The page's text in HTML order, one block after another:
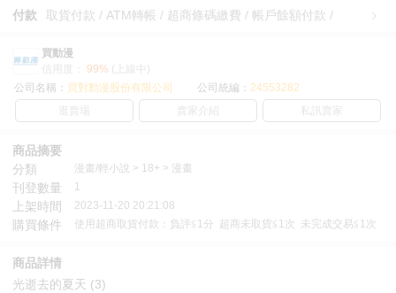
付款 取貨付款 / ATM轉帳 / 超商條碼繳費 / 帳戶餘額付款 /
買動漫
信用度：
99% (上線中)
公司名稱： 買對動漫股份有限公司 公司統編： 24553282
逛賣場
賣家介紹 私訊賣家
商品摘要
分類
漫畫/輕小說 > 18+ > 漫畫
刊登數量 1
上架時間 2023-11-20 20:21:08
購買條件 使用超商取貨付款：負評≦1分 超商未取貨≦1次 未完成交易≦1次
商品詳情
光逝去的夏天 (3)